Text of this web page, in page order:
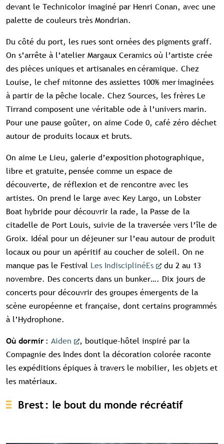
devant le Technicolor imaginé par Henri Conan, avec une
palette de couleurs très Mondrian.
Du côté du port, les rues sont ornées des pigments graff.
On s’arrête à l’atelier Margaux Ceramics où l’artiste crée
des pièces uniques et artisanales en céramique. Chez
Louise, le chef mitonne des assiettes 100% mer imaginées
à partir de la pêche locale. Chez Sources, les frères Le
Tirrand composent une véritable ode à l’univers marin.
Pour une pause goûter, on aime Code 0, café zéro déchet
autour de produits locaux et bruts.
On aime Le Lieu, galerie d’exposition photographique,
libre et gratuite, pensée comme un espace de
découverte, de réflexion et de rencontre avec les
artistes. On prend le large avec Key Largo, un Lobster
Boat hybride pour découvrir la rade, la Passe de la
citadelle de Port Louis, suivie de la traversée vers l’île de
Groix. Idéal pour un déjeuner sur l’eau autour de produit
locaux ou pour un apéritif au coucher de soleil. On ne
manque pas le Festival Les IndisciplinéEs
du 2 au 13
novembre. Des concerts dans un bunker…. Dix jours de
concerts pour découvrir des groupes émergents de la
scène européenne et française, dont certains programmés
à l’Hydrophone.
Où dormir : Aiden
, boutique-hôtel inspiré par la
Compagnie des Indes dont la décoration colorée raconte
les expéditions épiques à travers le mobilier, les objets et
les matériaux.
Brest : le bout du monde récréatif